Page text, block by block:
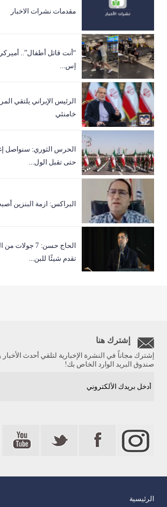
مقدمات نشرات الاخبار
“أنت قاتل أطفال”..
إس...
الرئيس الإيراني يلتقي
خامنئي
الحرس الثوري: سنواصل
حتى تقبل الول...
البراكس: ازمة البنزين
الحاج حسن: 7
تقدم شيئًا للبن...
إشترك هنا
إشترك مجاناً في النشرة الإخبارية لتلقي أحدث
صندوق البريد الوارد الخاص بك!
الرئيسية